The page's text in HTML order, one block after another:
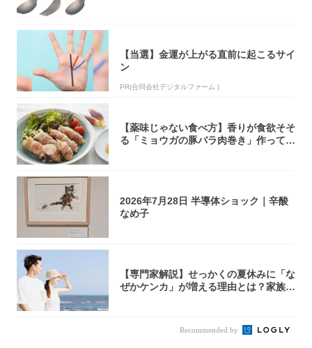
【当選】金運が上がる直前に起こるサイ
ン
PR(合同会社デジタルファーム )
【薬味じゃない食べ方】香りが食欲そそ
る「ミョウガの豚バラ肉巻き」作ってみ
2026年7月28日 半導体ショック｜辛酸
なめ子
【専門家解説】せっかくの夏休みに「な
ぜかケンカ」が増える理由とは？家族・
Recommended by